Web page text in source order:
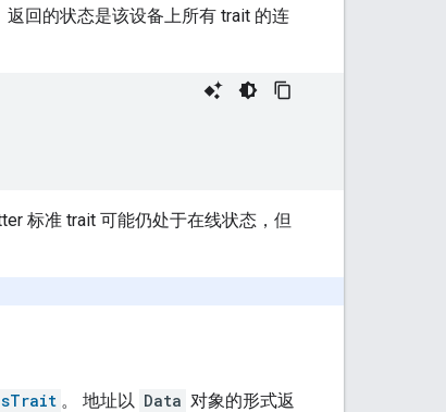
返回的状态是该设备上所有 trait 的连
标准 trait 可能仍处于在线状态，但
。 地址以 Data 对象的形式返